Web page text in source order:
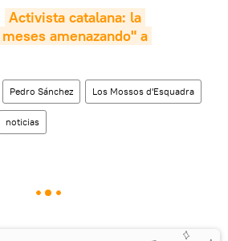
Activista catalana: la
amenazando" a
Pedro Sánchez Los Mossos d'Esquadra
noticias